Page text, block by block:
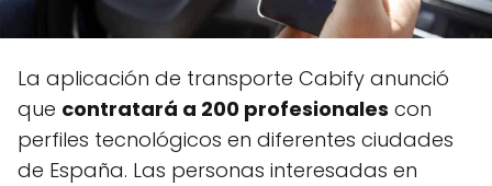
La aplicación de transporte Cabify anunció
que contratará a 200 profesionales con
perfiles tecnológicos en diferentes ciudades
de España. Las personas interesadas en